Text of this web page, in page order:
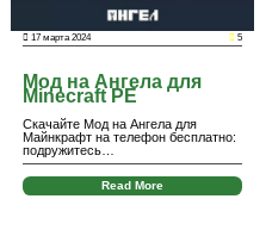
17 марта 2024 5
Мод на Ангела для
Minecraft PE
Скачайте Мод на Ангела для
Майнкрафт на телефон бесплатно:
подружитесь…
Read More